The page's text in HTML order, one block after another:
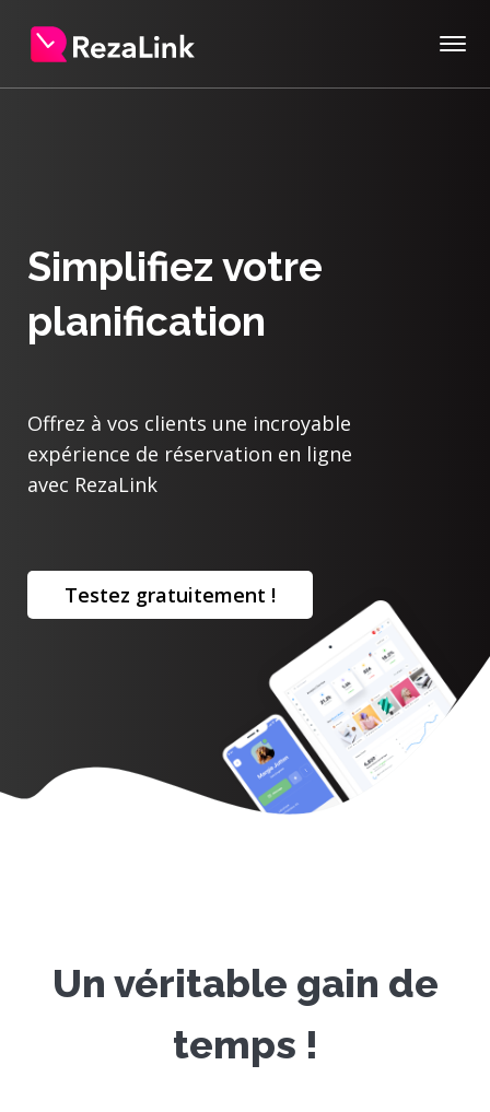
Simplifiez votre
planification
Offrez à vos clients une incroyable
expérience de réservation en ligne
avec RezaLink
Testez gratuitement !
Un véritable gain de
temps !